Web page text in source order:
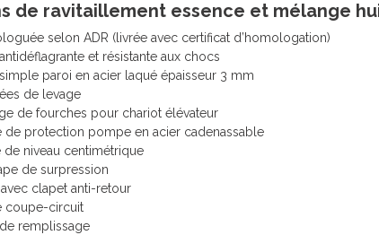
de ravitaillement essence et mélange
selon ADR (livrée avec certificat d’homologation)
et résistante aux chocs
paroi en acier laqué épaisseur 3 mm
de levage
de fourches pour chariot élévateur
de protection pompe en acier cadenassable
de niveau centimétrique
de surpression
avec clapet anti-retour
coupe-circuit
remplissage